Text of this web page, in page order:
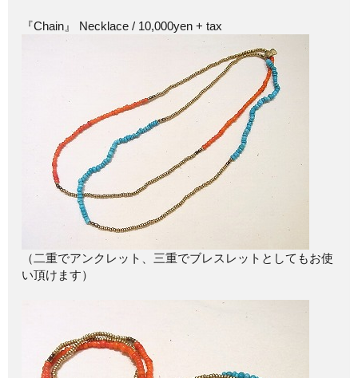
『Chain』 Necklace / 10,000yen + tax
（二重でアンクレット、三重でブレスレットとしてもお使
い頂けます）